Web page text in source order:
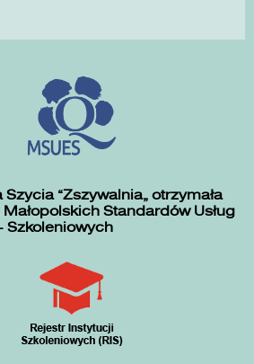
Szycia „Zszywalnia” otrzymała
Standardów Usług
Szkoleniowych